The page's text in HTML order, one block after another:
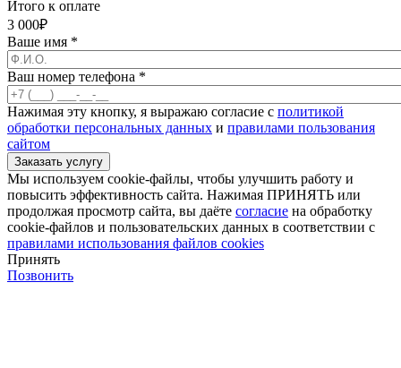
Итого к оплате
3 000₽
Ваше имя *
Ваш номер телефона *
Нажимая эту кнопку, я выражаю согласие с политикой
обработки персональных данных и правилами пользования
сайтом
Мы используем cookie-файлы, чтобы улучшить работу и
повысить эффективность сайта. Нажимая ПРИНЯТЬ или
продолжая просмотр сайта, вы даёте согласие на обработку
cookie-файлов и пользовательских данных в соответствии с
правилами использования файлов cookies
Принять
Позвонить